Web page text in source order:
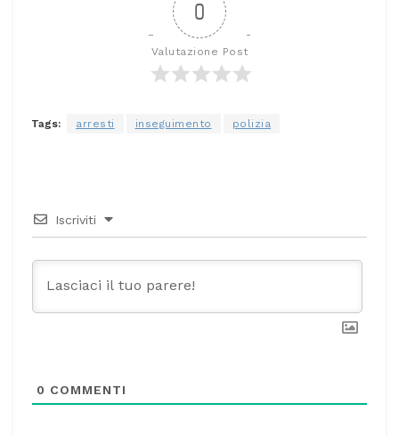
0
Valutazione Post
Tags: arresti inseguimento polizia
Iscriviti
0 COMMENTI